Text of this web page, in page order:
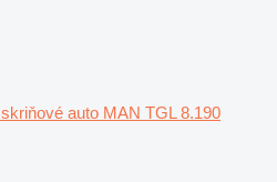
skriňové auto MAN TGL 8.190